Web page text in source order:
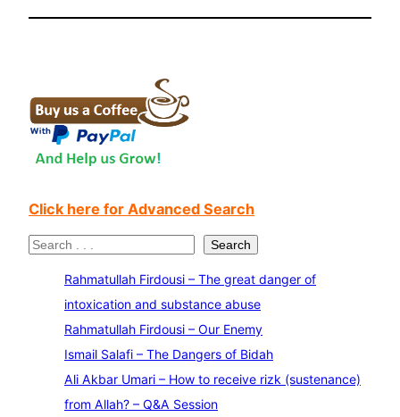
Click here for Advanced Search
S
Search
Rahmatullah Firdousi – The great danger of
intoxication and substance abuse
Rahmatullah Firdousi – Our Enemy
Ismail Salafi – The Dangers of Bidah
Ali Akbar Umari – How to receive rizk (sustenance)
from Allah? – Q&A Session